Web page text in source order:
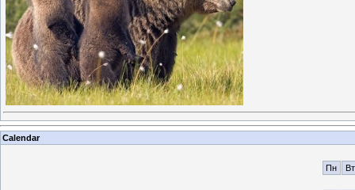
Calendar
Пн Вт